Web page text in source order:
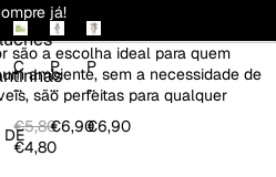
o
H
o
m
e
m
o
c
o
m
C
a
p
u
h
o
V
a
c
a
C
o
nj
u
nt
€5,80
€4,80
P
el
u
c
h
€6,90
P
el
u
c
€6,90
já!
são a escolha ideal para quem
ambiente, sem a necessidade de
são perfeitas para qualquer